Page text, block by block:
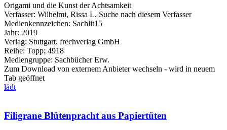
Origami und die Kunst der Achtsamkeit
Verfasser: Wilhelmi, Rissa L. Suche nach diesem Verfasser
Medienkennzeichen: Sachlit15
Jahr: 2019
Verlag: Stuttgart, frechverlag GmbH
Reihe: Topp; 4918
Mediengruppe: Sachbücher Erw.
Zum Download von externem Anbieter wechseln - wird in neuem
Tab geöffnet
lädt
Filigrane Blütenpracht aus Papiertüten